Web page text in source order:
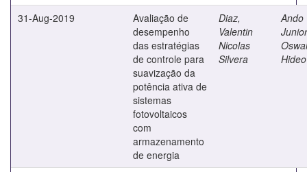
31-Aug-2019
Avaliação de
desempenho
das estratégias
de controle para
suavização da
potência ativa de
sistemas
fotovoltaicos
com
armazenamento
de energia
Diaz,
Valentin
Nicolas
Silvera
Ando
Hideo